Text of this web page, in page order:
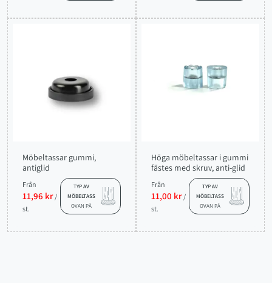
Möbeltassar gummi,
antiglid
Från
11,96 kr /
st.
TYP AV
MÖBELTASS
OVAN PÅ
Höga möbeltassar i gummi
fästes med skruv, anti-glid
Från
11,00 kr /
st.
TYP AV
MÖBELTASS
OVAN PÅ